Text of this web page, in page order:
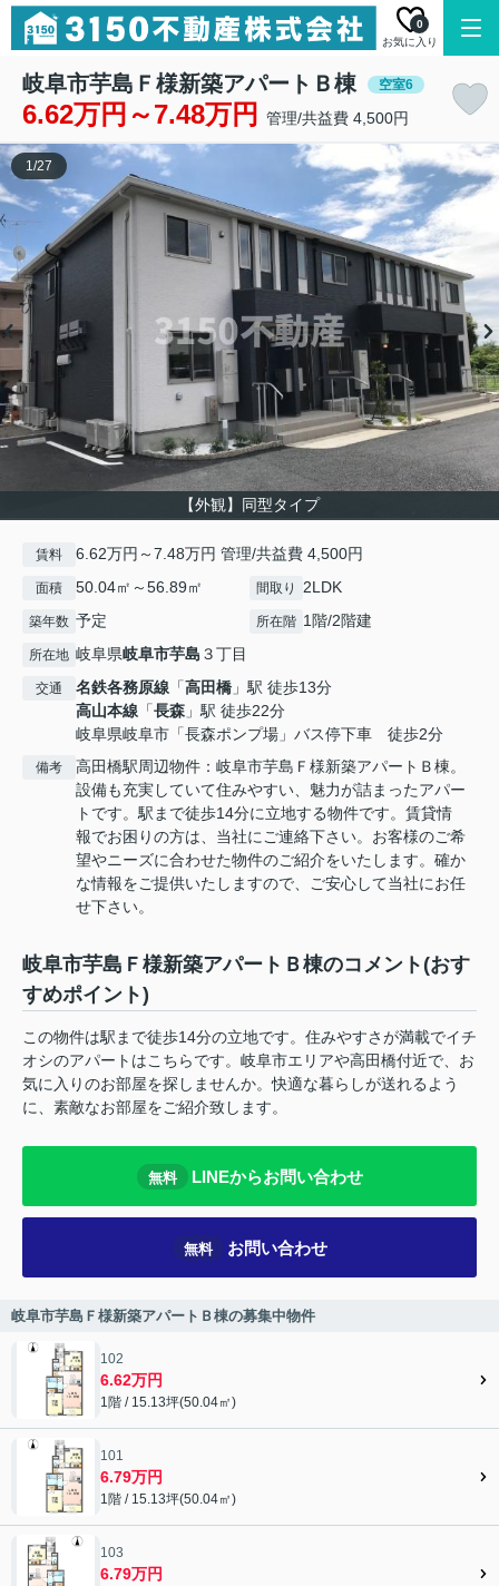
お気に入り
0
岐阜市芋島Ｆ様新築アパートＢ棟 空室6
6.62万円～7.48万円 管理/共益費 4,500円
【外観】同型タイプ
1/27
賃料 6.62万円～7.48万円 管理/共益費 4,500円
面積 50.04㎡～56.89㎡ 間取り 2LDK
築年数 予定 所在階 1階/2階建
所在地 岐阜県岐阜市芋島 ３丁目
交通 名鉄各務原線 「高田橋 」駅 徒歩13分
高山本線 「長森 」駅 徒歩22分
岐阜県岐阜市「長森ポンプ場」バス停下車 徒歩2分
備考
高田橋駅周辺物件：岐阜市芋島Ｆ様新築アパートＢ棟。
設備も充実していて住みやすい、魅力が詰まったアパー
トです。駅まで徒歩14分に立地する物件です。賃貸情
報でお困りの方は、当社にご連絡下さい。お客様のご希
望やニーズに合わせた物件のご紹介をいたします。確か
な情報をご提供いたしますので、ご安心して当社にお任
せ下さい。
岐阜市芋島Ｆ様新築アパートＢ棟のコメント(おす
すめポイント)
この物件は駅まで徒歩14分の立地です。住みやすさが満載でイチ
オシのアパートはこちらです。岐阜市エリアや高田橋付近で、お
気に入りのお部屋を探しませんか。快適な暮らしが送れるよう
に、素敵なお部屋をご紹介致します。
無料 LINEからお問い合わせ
無料 お問い合わせ
岐阜市芋島Ｆ様新築アパートＢ棟の募集中物件
102
6.62万円
1階 / 15.13坪(50.04㎡)
101
6.79万円
1階 / 15.13坪(50.04㎡)
103
6.79万円